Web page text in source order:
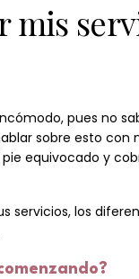
mis
pues no
sobre esto con
equivocado y
servicios, los